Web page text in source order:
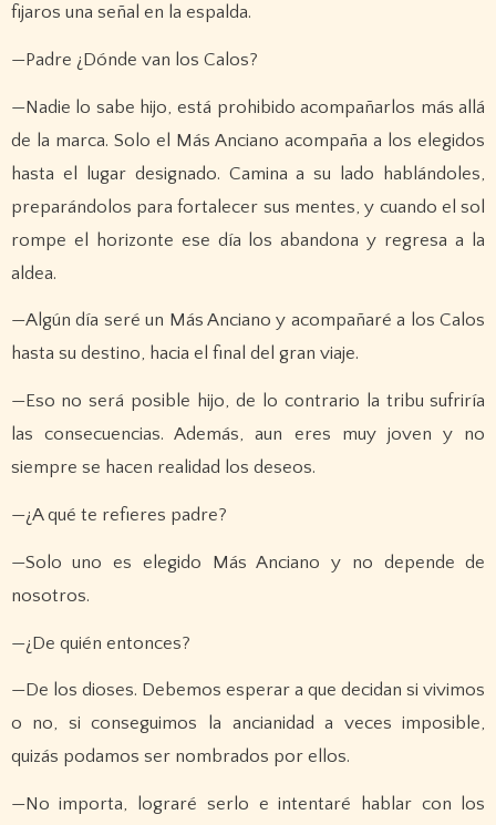
fijaros una señal en la espalda.
—Padre ¿Dónde van los Calos?
—Nadie lo sabe hijo, está prohibido acompañarlos más allá
de la marca. Solo el Más Anciano acompaña a los elegidos
hasta el lugar designado. Camina a su lado hablándoles,
preparándolos para fortalecer sus mentes, y cuando el sol
rompe el horizonte ese día los abandona y regresa a la
aldea.
—Algún día seré un Más Anciano y acompañaré a los Calos
hasta su destino, hacia el final del gran viaje.
—Eso no será posible hijo, de lo contrario la tribu sufriría
las consecuencias. Además, aun eres muy joven y no
siempre se hacen realidad los deseos.
—¿A qué te refieres padre?
—Solo uno es elegido Más Anciano y no depende de
nosotros.
—¿De quién entonces?
—De los dioses. Debemos esperar a que decidan si vivimos
o no, si conseguimos la ancianidad a veces imposible,
quizás podamos ser nombrados por ellos.
—No importa, lograré serlo e intentaré hablar con los